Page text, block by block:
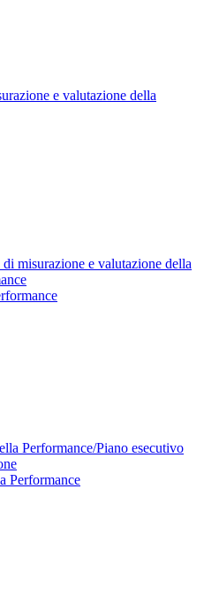
e valutazione della
di misurazione e valutazione della
Performance/Piano esecutivo
Performance